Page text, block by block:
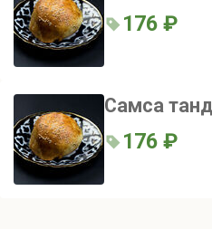
176 ₽
Самса
176 ₽